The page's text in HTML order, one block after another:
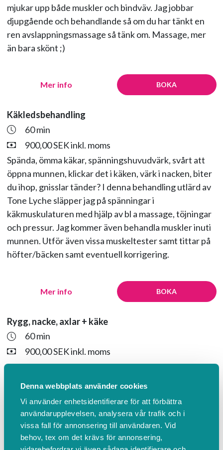
Denna webbplats använder cookies
Vi använder enhetsidentifierare för att förbättra
användarupplevelsen, analysera vår trafik och i
vissa fall för annonsering till användaren. Vid
behov, tex om det krävs för annonsering,
mjukar upp både muskler och bindväv. Jag jobbar
djupgående och behandlande så om du har tänkt en
ren avslappningsmassage så tänk om. Massage, mer
än bara skönt ;)
BOKA
Mer info
Käkledsbehandling
60 min
900,00 SEK inkl. moms
Spända, ömma käkar, spänningshuvudvärk, svårt att
öppna munnen, klickar det i käken, värk i nacken, biter
du ihop, gnisslar tänder? I denna behandling utlärd av
Tone Lyche släpper jag på spänningar i
käkmuskulaturen med hjälp av bl a massage, töjningar
och pressur. Jag kommer även behandla muskler inuti
munnen. Utför även vissa muskeltester samt tittar på
höfter/bäcken samt eventuell korrigering.
BOKA
Mer info
Rygg, nacke, axlar + käke
60 min
900,00 SEK inkl. moms
Ca 45 min klassisk massage rygg, nacke, axlar,
käkledsbehandling där jag jobbar inne i munnen.
BOKA
Mer info